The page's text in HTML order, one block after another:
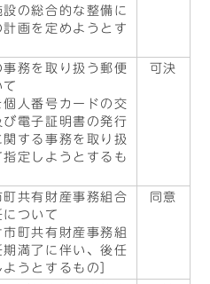
の総合的な整備に
画を定めようとす
務を取り扱う郵便
個人番号カードの交
電子証明書の発行
する事務を取り扱
定しようとするも
可決
共有財産事務組合
ついて
市町共有財産事務組
満了に伴い、後任
うとするもの］
同意